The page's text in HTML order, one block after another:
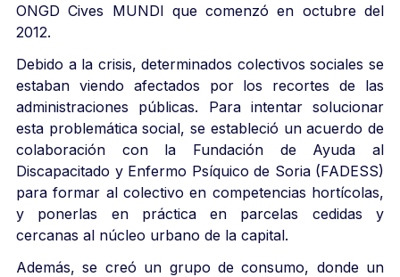
ONGD Cives MUNDI que comenzó en octubre del
2012.
Debido a la crisis, determinados colectivos sociales se
estaban viendo afectados por los recortes de las
administraciones públicas. Para intentar solucionar
esta problemática social, se estableció un acuerdo de
colaboración con la Fundación de Ayuda al
Discapacitado y Enfermo Psíquico de Soria (FADESS)
para formar al colectivo en competencias hortícolas,
y ponerlas en práctica en parcelas cedidas y
cercanas al núcleo urbano de la capital.
Además, se creó un grupo de consumo, donde un